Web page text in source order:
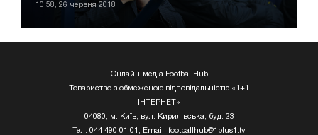
10:58, 26 червня 2018
Онлайн-медіа FootballHub
Товариство з обмеженою відповідальністю «1+1
ІНТЕРНЕТ»
04080, м. Київ, вул. Кирилівська, буд. 23
Тел. 044 490 01 01, Email: footballhub@1plus1.tv